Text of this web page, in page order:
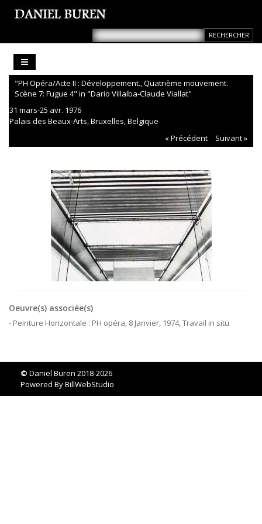
"PH Opéra/Acte II : Développement., Quatrième mouvement.
Scène 7: Fugue 4" in "Dario Villalba-Claude Viallat"
31 mars-25 avr. 1976
Palais des Beaux-Arts, Bruxelles, Belgique
« Précédent
Suivant »
Oeuvre(s) associée(s)
- Peinture Horizontale : PH opéra, 8 Janvier, 1974, Travail in situ
© Daniel Buren 2018-2026
Powered ByBillWebStudio